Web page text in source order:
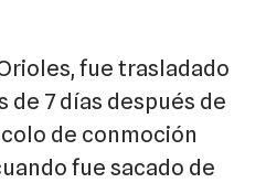
fue trasladado
de 7 días después de
de conmoción
fue sacado de